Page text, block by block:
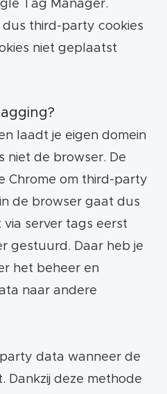
Tag Manager.
third-party cookies
niet geplaatst
laadt je eigen domein
niet de browser. De
Chrome om third-party
de browser gaat dus
server tags eerst
gestuurd. Daar heb je
het beheer en
naar andere
data wanneer de
Dankzij deze methode